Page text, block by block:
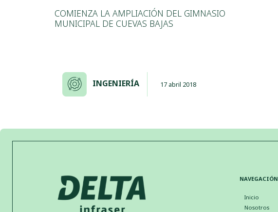
COMIENZA LA AMPLIACIÓN DEL GIMNASIO
MUNICIPAL DE CUEVAS BAJAS
INGENIERÍA 17 abril 2018
NAVEGACIÓN
Inicio
Nosotros